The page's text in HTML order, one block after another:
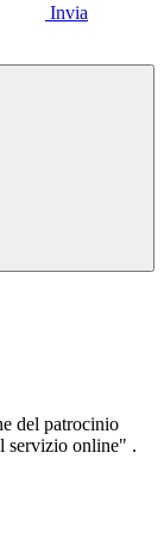
Invia
del patrocinio
servizio online" .